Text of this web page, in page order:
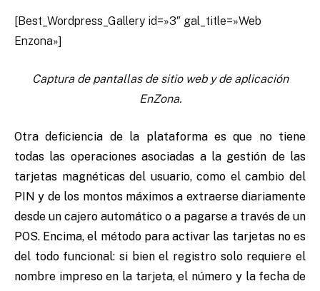
[Best_Wordpress_Gallery id=»3″ gal_title=»Web
Enzona»]
Captura de pantallas de sitio web y de aplicación
EnZona.
Otra deficiencia de la plataforma es que no tiene
todas las operaciones asociadas a la gestión de las
tarjetas magnéticas del usuario, como el cambio del
PIN y de los montos máximos a extraerse diariamente
desde un cajero automático o a pagarse a través de un
POS. Encima, el método para activar las tarjetas no es
del todo funcional: si bien el registro solo requiere el
nombre impreso en la tarjeta, el número y la fecha de